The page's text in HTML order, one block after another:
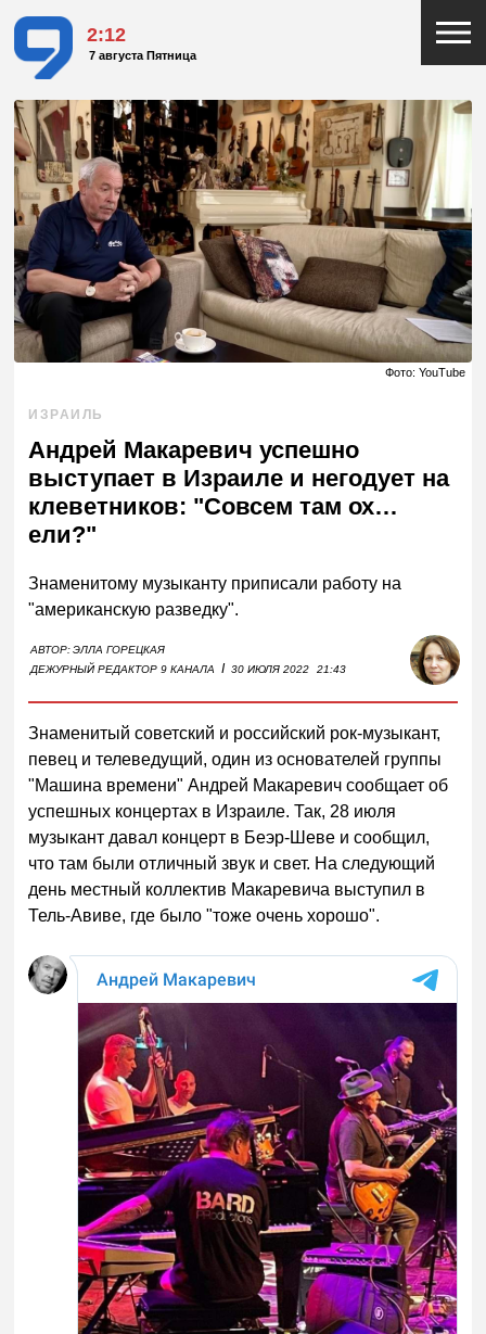
2:12
7 августа Пятница
Фото: YouTube
ИЗРАИЛЬ
Андрей Макаревич успешно
выступает в Израиле и негодует на
клеветников: "Совсем там ох…
ели?"
Знаменитому музыканту приписали работу на
"американскую разведку".
АВТОР:ЭЛЛА ГОРЕЦКАЯ
ДЕЖУРНЫЙ РЕДАКТОР 9 КАНАЛА
I 30 ИЮЛЯ 2022 21:43
Знаменитый советский и российский рок-музыкант,
певец и телеведущий, один из основателей группы
"Машина времени" Андрей Макаревич сообщает об
успешных концертах в Израиле. Так, 28 июля
музыкант давал концерт в Беэр-Шеве и сообщил,
что там были отличный звук и свет. На следующий
день местный коллектив Макаревича выступил в
Тель-Авиве, где было "тоже очень хорошо".